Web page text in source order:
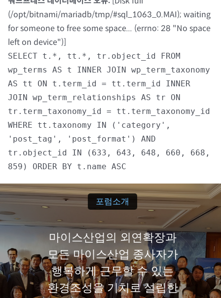
자료실
회원광장
마이페이지
회원 가입
(/opt/bitnami/mariadb/tmp/#sql_1063_0.MAI); waiting
for someone to free some space... (errno: 28 "No space
left on device")]
SELECT t.*, tt.*, tr.object_id FROM
wp_terms AS t INNER JOIN wp_term_taxonomy
AS tt ON t.term_id = tt.term_id INNER
JOIN wp_term_relationships AS tr ON
tr.term_taxonomy_id = tt.term_taxonomy_id
WHERE tt.taxonomy IN ('category',
'post_tag', 'post_format') AND
tr.object_id IN (633, 643, 648, 660, 668,
859) ORDER BY t.name ASC
포럼소개
마이스산업의 외연확장과
모든 마이스산업 종사자가
행복하게 근무할 수 있는
환경조성을 기치로 설립한